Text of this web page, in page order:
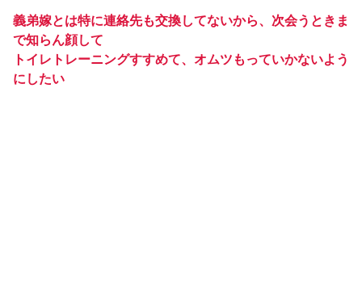
義弟嫁とは特に連絡先も交換してないから、次会うときま
で知らん顔して
トイレトレーニングすすめて、オムツもっていかないよう
にしたい